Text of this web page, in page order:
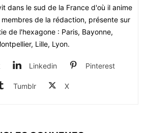
dans le sud de la France d'où il anime
de la rédaction, présente sur
de l'hexagone : Paris, Bayonne,
Lille, Lyon.
Linkedin Pinterest
Tumblr X